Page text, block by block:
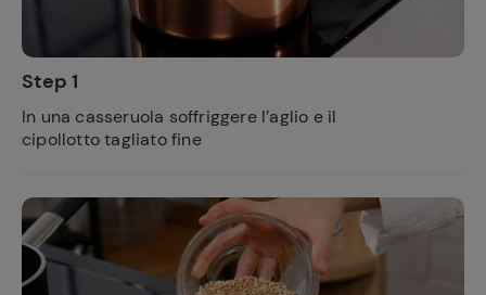
Step 1
In una casseruola soffriggere l’aglio e il
cipollotto tagliato fine